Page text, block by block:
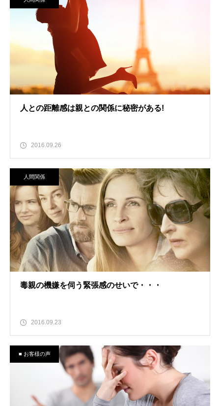
人との距離感は親との関係に秘密がある!
2016.09.26
人間関係
毒親の機嫌を伺う緊張感のせいで・・・
2016.09.23
■ お客様の声